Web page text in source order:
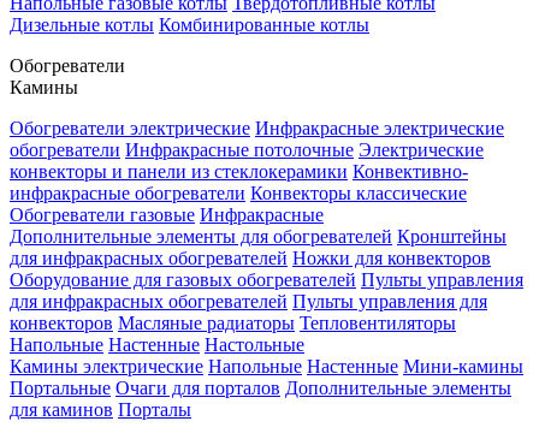
Дизельные котлы Комбинированные котлы
Обогреватели
Камины
Обогреватели электрические Инфракрасные электрические
обогреватели Инфракрасные потолочные Электрические
конвекторы и панели из стеклокерамики Конвективно-
инфракрасные обогреватели Конвекторы классические
Обогреватели газовые Инфракрасные
Дополнительные элементы для обогревателей Кронштейны
для инфракрасных обогревателей Ножки для конвекторов
Оборудование для газовых обогревателей Пульты управления
для инфракрасных обогревателей Пульты управления для
конвекторов Масляные радиаторы Тепловентиляторы
Напольные Настенные Настольные
Камины электрические Напольные Настенные Мини-камины
Портальные Очаги для порталов Дополнительные элементы
для каминов Порталы